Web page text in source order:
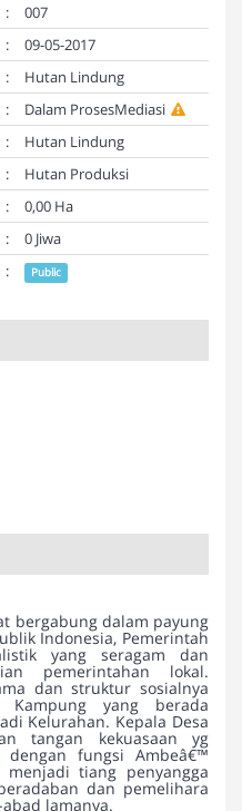
:
007
:
09-05-2017
:
Hutan Lindung
:
Dalam ProsesMediasi
:
Hutan Lindung
:
Hutan Produksi
:
0,00 Ha
:
0 Jiwa
: Public
bergabung dalam payung
Indonesia, Pemerintah
yang seragam dan
pemerintahan lokal.
dan struktur sosialnya
Kampung yang berada
Kelurahan. Kepala Desa
tangan kekuasaan yg
dengan fungsi Ambeâ€™
menjadi tiang penyangga
dan pemelihara
lamanya.